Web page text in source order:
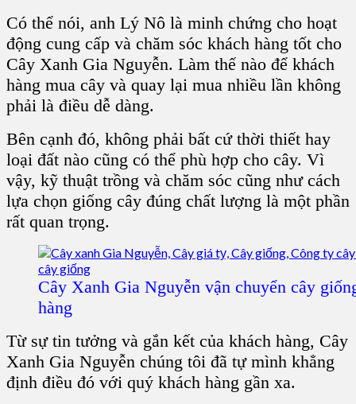
Có thể nói, anh Lý Nô là minh chứng cho hoạt
động cung cấp và chăm sóc khách hàng tốt cho
Cây Xanh Gia Nguyễn. Làm thế nào để khách
hàng mua cây và quay lại mua nhiều lần không
phải là điều dễ dàng.
Bên cạnh đó, không phải bất cứ thời thiết hay
loại đất nào cũng có thể phù hợp cho cây. Vì
vậy, kỹ thuật trồng và chăm sóc cũng như cách
lựa chọn giống cây đúng chất lượng là một phần
rất quan trọng.
Cây Xanh Gia Nguyễn vận chuyển cây
hàng
Từ sự tin tưởng và gắn kết của khách hàng, Cây
Xanh Gia Nguyễn chúng tôi đã tự mình khẳng
định điều đó với quý khách hàng gần xa.